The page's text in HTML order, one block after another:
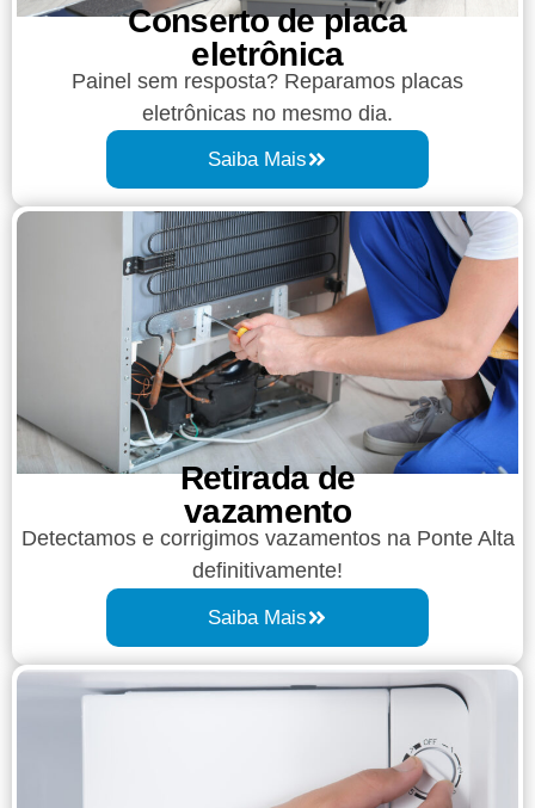
Conserto de placa
eletrônica
Painel sem resposta? Reparamos placas
eletrônicas no mesmo dia.
Saiba Mais
Retirada de
vazamento​​
Detectamos e corrigimos vazamentos na Ponte Alta
definitivamente!
Saiba Mais